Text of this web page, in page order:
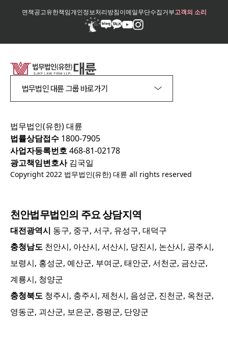
면책공고유한책임개인정보처리방침이메일무단수집거부고객의 소리
법무법인 대륜 그룹 바로가기
법무법인(유한) 대륜
법률상담접수 1800-7905
사업자등록번호468-81-02178
광고책임변호사김국일
Copyright 2022 법무법인(유한) 대륜 all rights reserved
천안법무법인의 주요 상담지역
대전광역시 동구, 중구, 서구, 유성구, 대덕구
충청남도 천안시, 아산시, 서산시, 당진시, 논산시, 공주시,
보령시, 홍성군, 예산군, 부여군, 태안군, 서천군, 금산군,
계룡시, 청양군
충청북도 청주시, 충주시, 제천시, 음성군, 진천군, 옥천군,
영동군, 괴산군, 보은군, 증평군, 단양군